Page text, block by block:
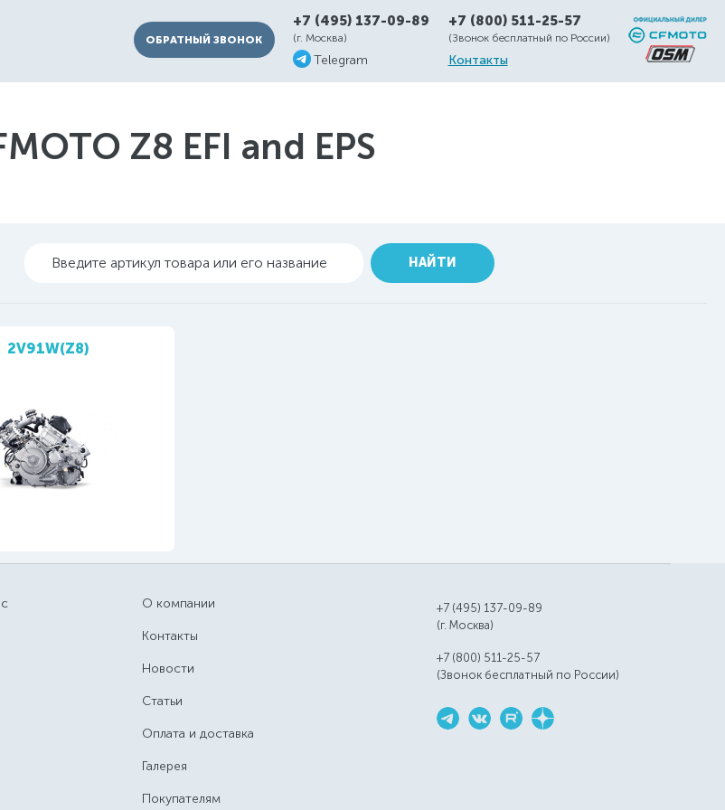
ОБРАТНЫЙ ЗВОНОК
+7 (495) 137-09-89
(г. Москва)
Telegram
+7 (800) 511-25-57
(Звонок бесплатный по России)
Контакты
Z8 EFI and EPS
Введите артикул товара или его название НАЙТИ
2V91W(Z8)
О компании
Контакты
Новости
Статьи
Оплата и доставка
Галерея
Покупателям
+7 (495) 137-09-89
(г. Москва)
+7 (800) 511-25-57
(Звонок бесплатный по России)